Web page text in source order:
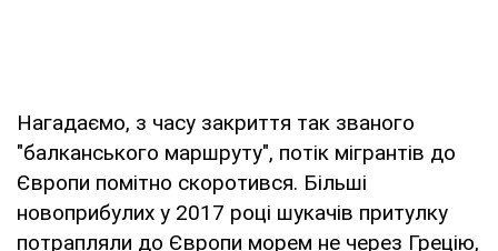
Нагадаємо, з часу закриття так званого
"балканського маршруту", потік мігрантів до
Європи помітно скоротився. Більші
новоприбулих у 2017 році шукачів притулку
потрапляли до Європи морем не через Грецію,